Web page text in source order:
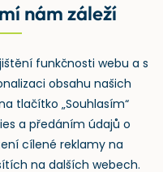
nám záleží
funkčnosti webu a s
obsahu našich
tlačítko „Souhlasím“
a předáním údajů o
cílené reklamy na
na dalších webech.